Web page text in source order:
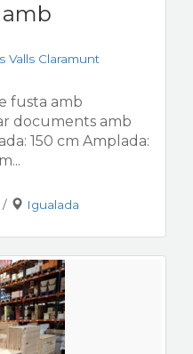
Valls Claramunt
fusta amb
documents amb
150 cm Amplada:
/ Igualada